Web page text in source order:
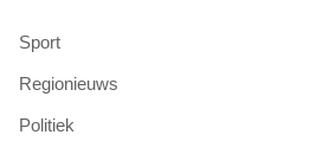
Sport
Regionieuws
Politiek